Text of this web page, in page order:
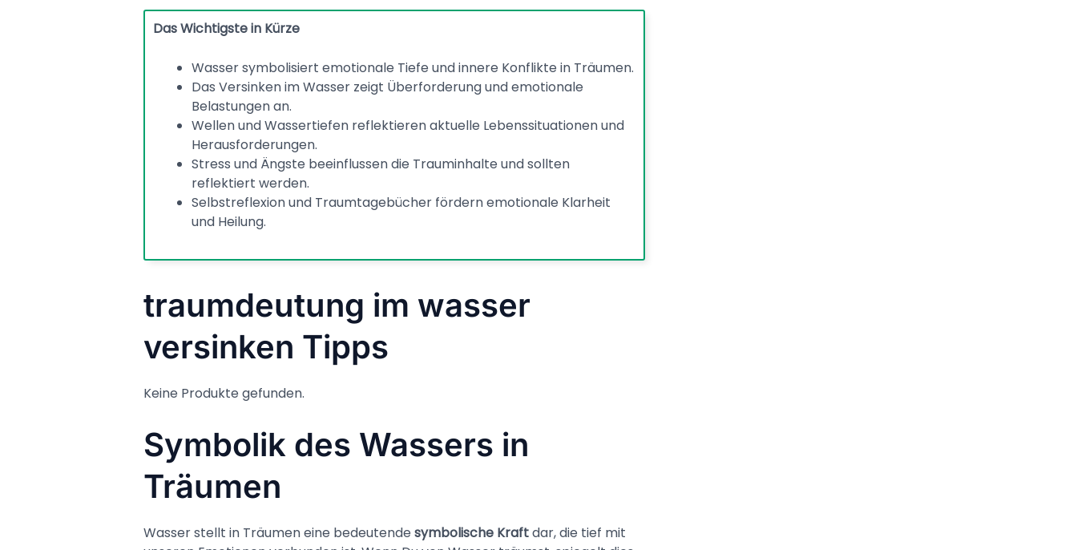
Das Wichtigste in Kürze
Wasser symbolisiert emotionale Tiefe und innere Konflikte in Träumen.
Das Versinken im Wasser zeigt Überforderung und emotionale
Belastungen an.
Wellen und Wassertiefen reflektieren aktuelle Lebenssituationen und
Herausforderungen.
Stress und Ängste beeinflussen die Trauminhalte und sollten
reflektiert werden.
Selbstreflexion und Traumtagebücher fördern emotionale Klarheit
und Heilung.
traumdeutung im wasser
versinken Tipps
Keine Produkte gefunden.
Symbolik des Wassers in
Träumen
Wasser stellt in Träumen eine bedeutende symbolische Kraftdar, die tief mit